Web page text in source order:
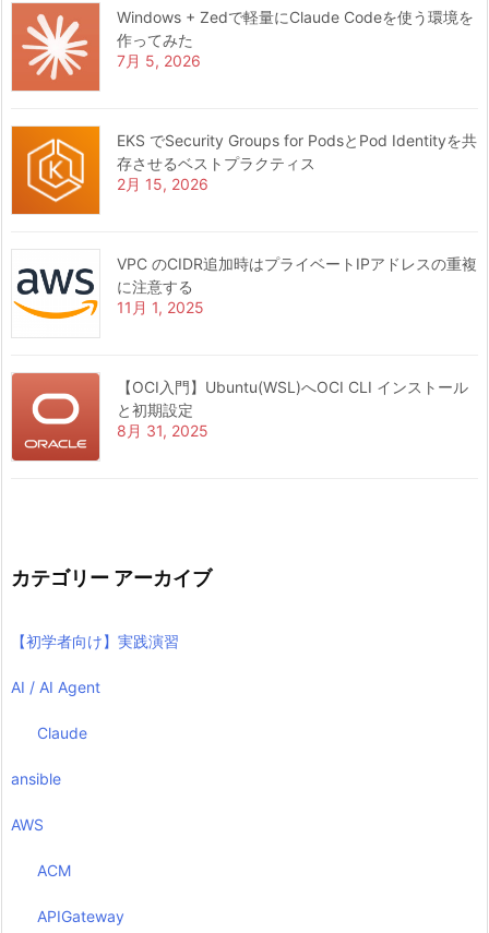
Windows + Zedで軽量にClaude Codeを使う環境を
作ってみた
7月 5, 2026
EKS でSecurity Groups for PodsとPod Identityを共
存させるベストプラクティス
2月 15, 2026
VPC のCIDR追加時はプライベートIPアドレスの重複
に注意する
11月 1, 2025
【OCI入門】Ubuntu(WSL)へOCI CLI インストール
と初期設定
8月 31, 2025
カテゴリー アーカイブ
【初学者向け】実践演習
AI / AI Agent
Claude
ansible
AWS
ACM
APIGateway